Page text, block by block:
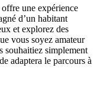
une expérience
d’un habitant
et explorez des
vous soyez amateur
souhaitiez simplement
adaptera le parcours à